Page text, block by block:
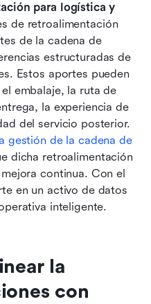
para logística y
de retroalimentación
de la cadena de
estructuradas de
Estos aportes pueden
embalaje, la ruta de
la experiencia de
del servicio posterior.
gestión de la cadena de
dicha retroalimentación
continua. Con el
en un activo de datos
inteligente.
la
con